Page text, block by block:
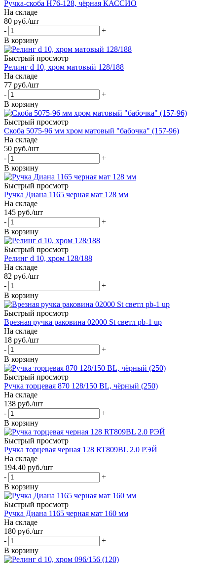
Ручка-скоба H76-128, чёрная КАССИО
На складе
80 руб./шт
-
+
В корзину
Быстрый просмотр
Релинг d 10, хром матовый 128/188
На складе
77 руб./шт
-
+
В корзину
Быстрый просмотр
Скоба 5075-96 мм хром матовый "бабочка" (157-96)
На складе
50 руб./шт
-
+
В корзину
Быстрый просмотр
Ручка Диана 1165 черная мат 128 мм
На складе
145 руб./шт
-
+
В корзину
Быстрый просмотр
Релинг d 10, хром 128/188
На складе
82 руб./шт
-
+
В корзину
Быстрый просмотр
Врезная ручка раковина 02000 St светл pb-1 up
На складе
18 руб./шт
-
+
В корзину
Быстрый просмотр
Ручка торцевая 870 128/150 BL, чёрный (250)
На складе
138 руб./шт
-
+
В корзину
Быстрый просмотр
Ручка торцевая черная 128 RT809BL 2.0 РЭЙ
На складе
194.40 руб./шт
-
+
В корзину
Быстрый просмотр
Ручка Диана 1165 черная мат 160 мм
На складе
180 руб./шт
-
+
В корзину